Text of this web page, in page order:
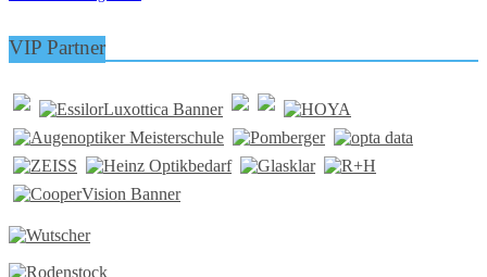
VIP Partner